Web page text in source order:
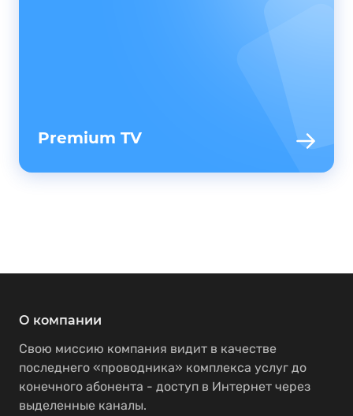
Premium TV
О компании
Свою миссию компания видит в качестве
последнего «проводника» комплекса услуг до
конечного абонента - доступ в Интернет через
выделенные каналы.